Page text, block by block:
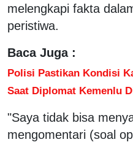
melengkapi fakta
peristiwa.
Baca Juga :
Polisi Pastikan Kondisi
Saat Diplomat Kemenlu
"Saya tidak bisa
mengomentari (soal